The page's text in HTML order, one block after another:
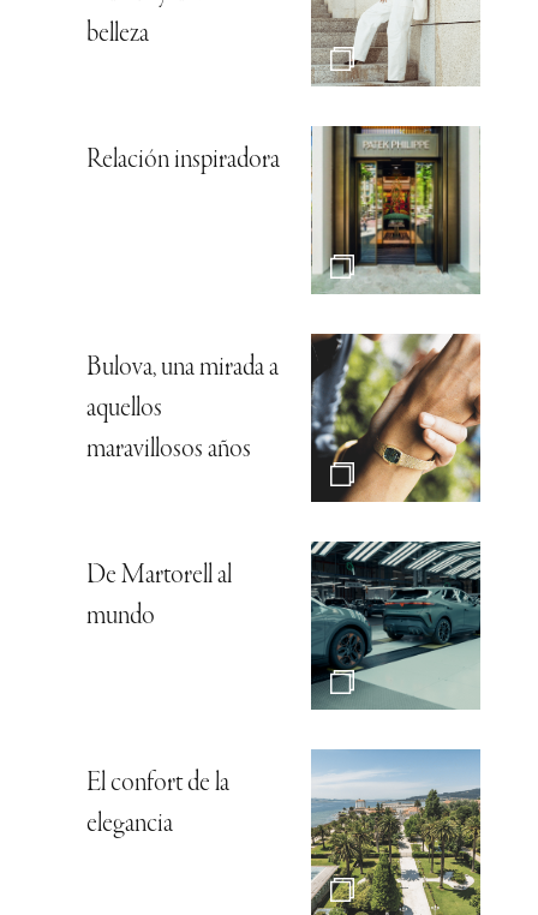
belleza
Relación inspiradora
Bulova, una mirada a
aquellos
maravillosos años
De Martorell al
mundo
El confort de la
elegancia